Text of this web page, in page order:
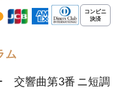
ム
交響曲第3番 ニ短調